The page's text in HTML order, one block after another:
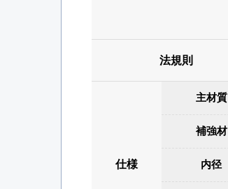
法規則
仕様
主材質
補強材
内径